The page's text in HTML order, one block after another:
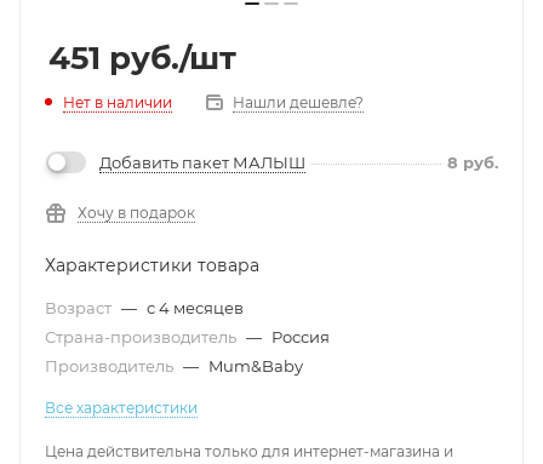
451 руб./шт
Нет в наличии Нашли дешевле?
Добавить пакет МАЛЫШ 8 руб.
Хочу в подарок
Характеристики товара
Возраст — с 4 месяцев
Страна-производитель — Россия
Производитель — Mum&Baby
Все характеристики
Цена действительна только для интернет-магазина и